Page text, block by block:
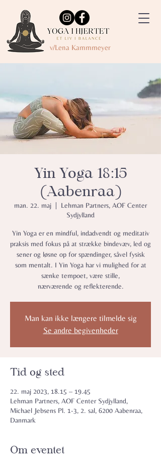
v/Lena Kammmeyer
Yin Yoga 18:15
(Aabenraa)
man. 22. maj
Lehman Partners, AOF Center
Sydjylland
Yin Yoga er en mindful, indadvendt og meditativ
praksis med fokus på at strække bindevæv, led og
sener og løsne op for spændinger, såvel fysisk
som mentalt. I Yin Yoga har vi mulighed for at
sænke tempoet, være stille,
nærværende og reflekterende.
Man kan ikke længere tilmelde sig
Se andre begivenheder
Tid og sted
22. maj 2023, 18.15 – 19.45
Lehman Partners, AOF Center Sydjylland,
Michael Jebsens Pl. 1-3, 2. sal, 6200 Aabenraa,
Danmark
Om eventet